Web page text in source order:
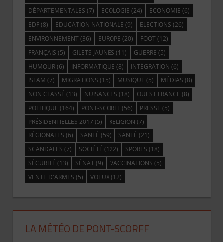
DÉPARTEMENTALES (7) ECOLOGIE (24) ECONOMIE (6)
EDF(8) EDUCATION NATIONALE (9) ELECTIONS (26)
ENVIRONNEMENT(36) EUROPE (20) FOOT(12)
FRANÇAIS (5) GILETS JAUNES (11) GUERRE (5)
HUMOUR(6) INFORMATIQUE (8) INTÉGRATION (6)
ISLAM (7) MIGRATIONS (15) MUSIQUE (5) MÉDIAS (8)
NON CLASSÉ (13) NUISANCES (18) OUEST FRANCE (8)
POLITIQUE (164) PONT-SCORFF(56) PRESSE (5)
PRÉSIDENTIELLES 2017 (5) RELIGION (7)
RÉGIONALES (6) SANTÉ (59) SANTÉ (21)
SCANDALES (7) SOCIÉTÉ (122) SPORTS (18)
SÉCURITÉ (13) SÉNAT(9) VACCINATIONS (5)
VENTE D'ARMES (5) VOEUX(12)
LA MÉTÉO DE PONT-SCORFF